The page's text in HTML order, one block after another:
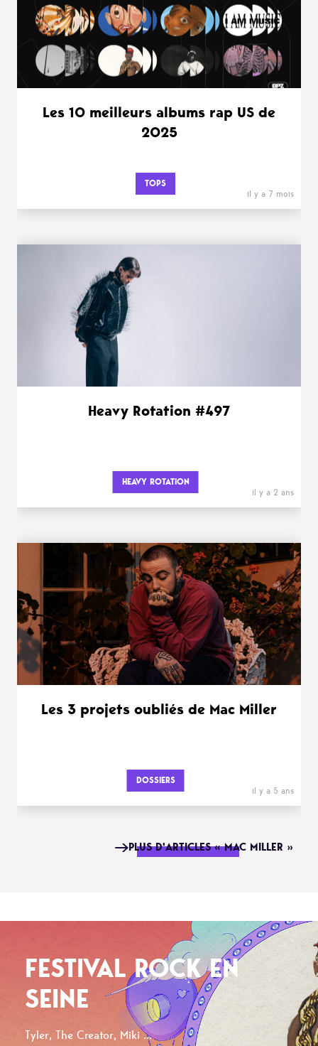
Les 10 meilleurs albums rap US de
2025
TOPS
il y a 7 mois
Heavy Rotation #497
HEAVY ROTATION
il y a 2 ans
Les 3 projets oubliés de Mac Miller
DOSSIERS
il y a 5 ans
PLUS D'ARTICLES « MAC MILLER »
FESTIVAL ROCK EN
SEINE
Tyler, The Creator, Miki ...